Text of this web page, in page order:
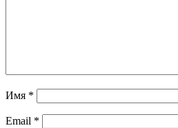
Имя *
Email *